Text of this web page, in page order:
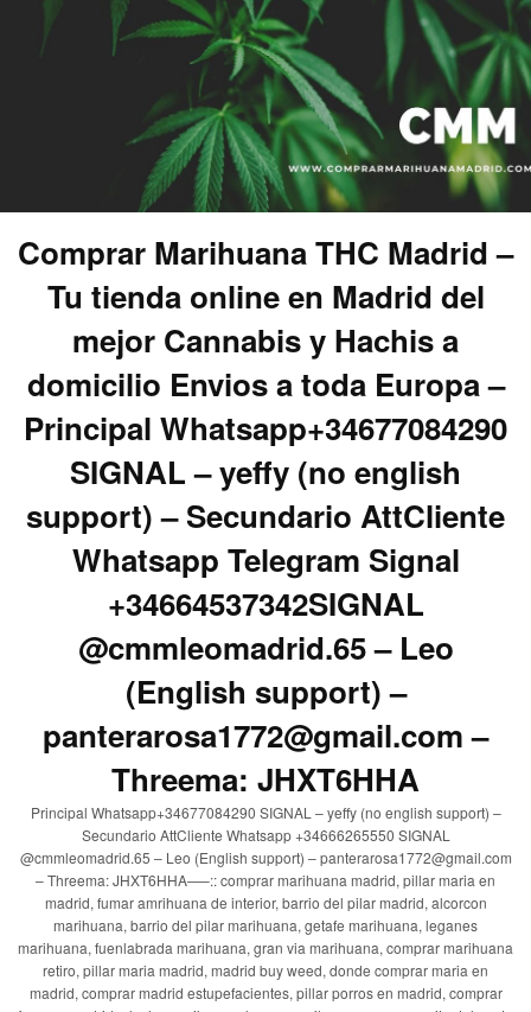
Comprar Marihuana THC Madrid –
Tu tienda online en Madrid del
mejor Cannabis y Hachis a
domicilio Envios a toda Europa –
Principal Whatsapp+34677084290
SIGNAL – yeffy (no english
support) – Secundario AttCliente
Whatsapp Telegram Signal
+34664537342SIGNAL
@cmmleomadrid.65 – Leo
(English support) –
panterarosa1772@gmail.com –
Threema: JHXT6HHA
Principal Whatsapp+34677084290 SIGNAL – yeffy (no english support) –
Secundario AttCliente Whatsapp +34666265550 SIGNAL
@cmmleomadrid.65 – Leo (English support) – panterarosa1772@gmail.com
– Threema: JHXT6HHA—–:: comprar marihuana madrid, pillar maria en
madrid, fumar amrihuana de interior, barrio del pilar madrid, alcorcon
marihuana, barrio del pilar marihuana, getafe marihuana, leganes
marihuana, fuenlabrada marihuana, gran via marihuana, comprar marihuana
retiro, pillar maria madrid, madrid buy weed, donde comprar maria en
madrid, comprar madrid estupefacientes, pillar porros en madrid, comprar